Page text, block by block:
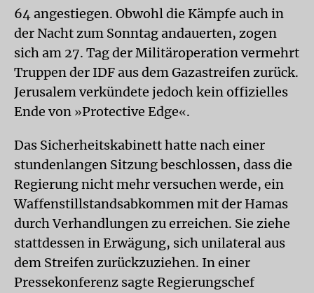
64 angestiegen. Obwohl die Kämpfe auch in
der Nacht zum Sonntag andauerten, zogen
sich am 27. Tag der Militäroperation vermehrt
Truppen der IDF aus dem Gazastreifen zurück.
Jerusalem verkündete jedoch kein offizielles
Ende von »Protective Edge«.
Das Sicherheitskabinett hatte nach einer
stundenlangen Sitzung beschlossen, dass die
Regierung nicht mehr versuchen werde, ein
Waffenstillstandsabkommen mit der Hamas
durch Verhandlungen zu erreichen. Sie ziehe
stattdessen in Erwägung, sich unilateral aus
dem Streifen zurückzuziehen. In einer
Pressekonferenz sagte Regierungschef